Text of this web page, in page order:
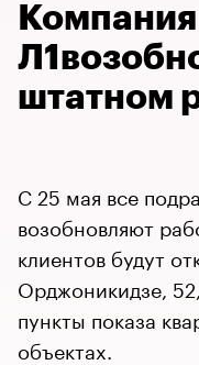
Компания
штатном
С 25 мая все
возобновляют
клиентов будут
Орджоникидзе,
пункты показа
объектах.